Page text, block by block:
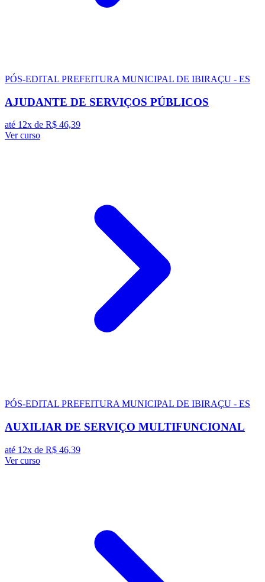
PÓS-EDITAL PREFEITURA MUNICIPAL DE IBIRAÇU - ES
AJUDANTE DE SERVIÇOS PÚBLICOS
até 12x de R$ 46,39
Ver curso
PÓS-EDITAL PREFEITURA MUNICIPAL DE IBIRAÇU - ES
AUXILIAR DE SERVIÇO MULTIFUNCIONAL
até 12x de R$ 46,39
Ver curso